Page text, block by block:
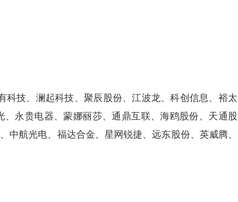
技、澜起科技、聚辰股份、江波龙、科创信息、裕太
永贵电器、蒙娜丽莎、通鼎互联、海鸥股份、天通股
航光电、福达合金、星网锐捷、远东股份、英威腾、